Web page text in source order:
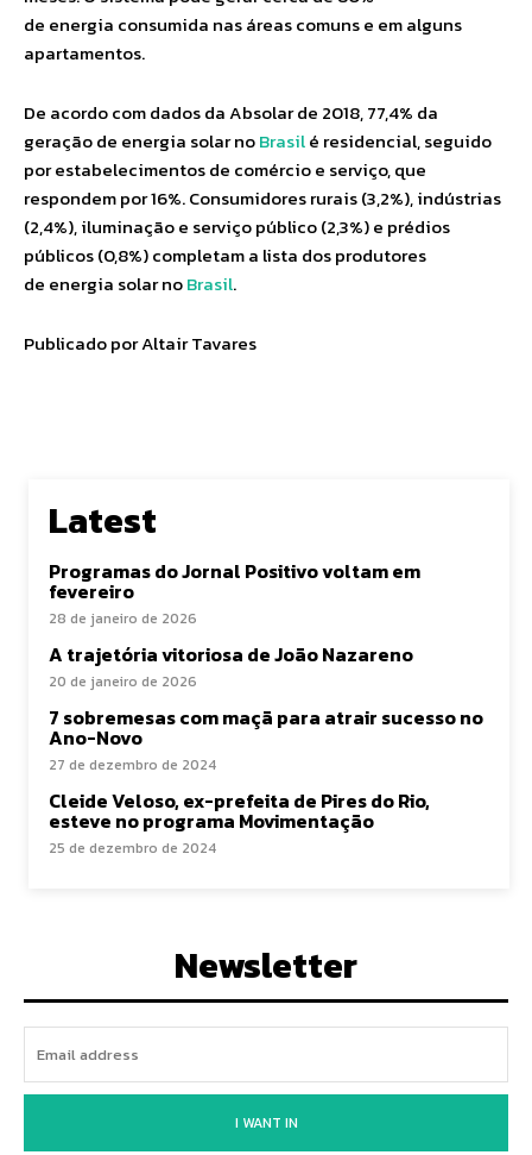
de energia consumida nas áreas comuns e em alguns
apartamentos.
De acordo com dados da Absolar de 2018, 77,4% da
geração de energia solar noBrasilé residencial, seguido
por estabelecimentos de comércio e serviço, que
respondem por 16%. Consumidores rurais (3,2%), indústrias
(2,4%), iluminação e serviço público (2,3%) e prédios
públicos (0,8%) completam a lista dos produtores
de energia solar noBrasil.
Publicado por Altair Tavares
Latest
Programas do Jornal Positivo voltam em
fevereiro
28 de janeiro de 2026
A trajetória vitoriosa de João Nazareno
20 de janeiro de 2026
7 sobremesas com maçã para atrair sucesso no
Ano-Novo
27 de dezembro de 2024
Cleide Veloso, ex-prefeita de Pires do Rio,
esteve no programa Movimentação
25 de dezembro de 2024
Newsletter
I WANT IN